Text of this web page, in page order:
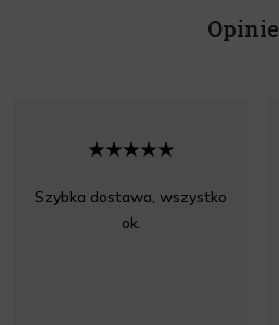
Opinie
Szybka dostawa, wszystko
ok.